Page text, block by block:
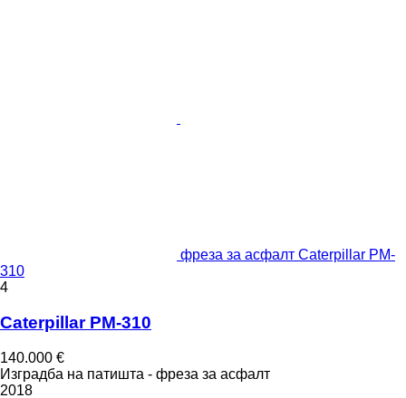
фреза за асфалт Caterpillar PM-
310
4
Caterpillar PM-310
140.000 €
Изградба на патишта - фреза за асфалт
2018